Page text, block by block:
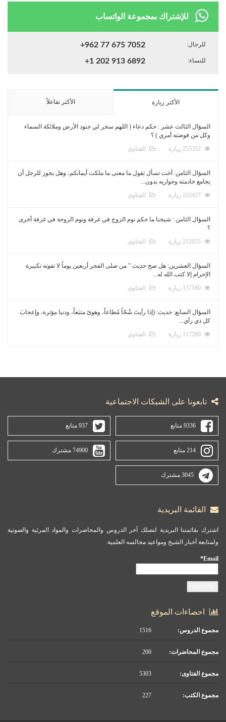
للإشتراك بمجموعة الواتساب
للرجال: +962 77 675 7052
للنساء: +1 202 913 6892
الأكثر زيارة الأكثر تفاعلاً
السؤال الثالث عشر : حكم دعاء ( اللهم سخر لي جنود الأرض وملائكة السماء
وكل من فوضته أمري ) ؟
الفتاوى
السؤال الثامن: أخت تسأل تقول ما معنى ما ملكت أيمانكم، وهل يجوز للرجل أن
يجامع خادمته وجواريه بدون...
الفتاوى
السؤال الثامن : شيخنا ما حكم نوم الزوج في غرفة ونوم الزوجة في غرفة أخرى
؟
الفتاوى
السؤال العشرين: هل صح حديث " من صلى الفجر أربعين يوماً لا تفوته تكبيرة
الإحرام إلا كتب الله له...
الفتاوى
السؤال السابع: حديث: (إذا رأيتَ شُحّاً مُطاعاً، وهوىً متبَعاً، ودنيا مؤثرة، وإعجابَ
كل ذي رأي...
الفتاوى
تابعونا على الشبكات الاجتماعية
9336 متابع 937 متابع
214 متابع 74900 مشترك
3045 مشترك
القائمة البريدية
اشترك بقائمتنا البريدية لتصلك آخر الدروس والمحاضرات والمواد المرئية والصوتية
ولمتابعة أخبار الشيخ ومواعيد مجالسه العلمية.
Email*
احصاءات الموقع
مجموع الدروس:
مجموع المحاضرات:
مجموع الفتاوى:
مجموع الكتب: